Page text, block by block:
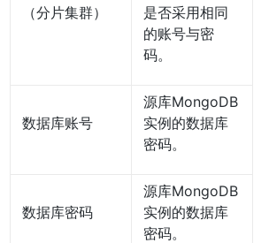
（分片集群）
是否采用相同
的账号与密
码。
数据库账号
源库MongoDB
实例的数据库
密码。
数据库密码
源库MongoDB
实例的数据库
密码。